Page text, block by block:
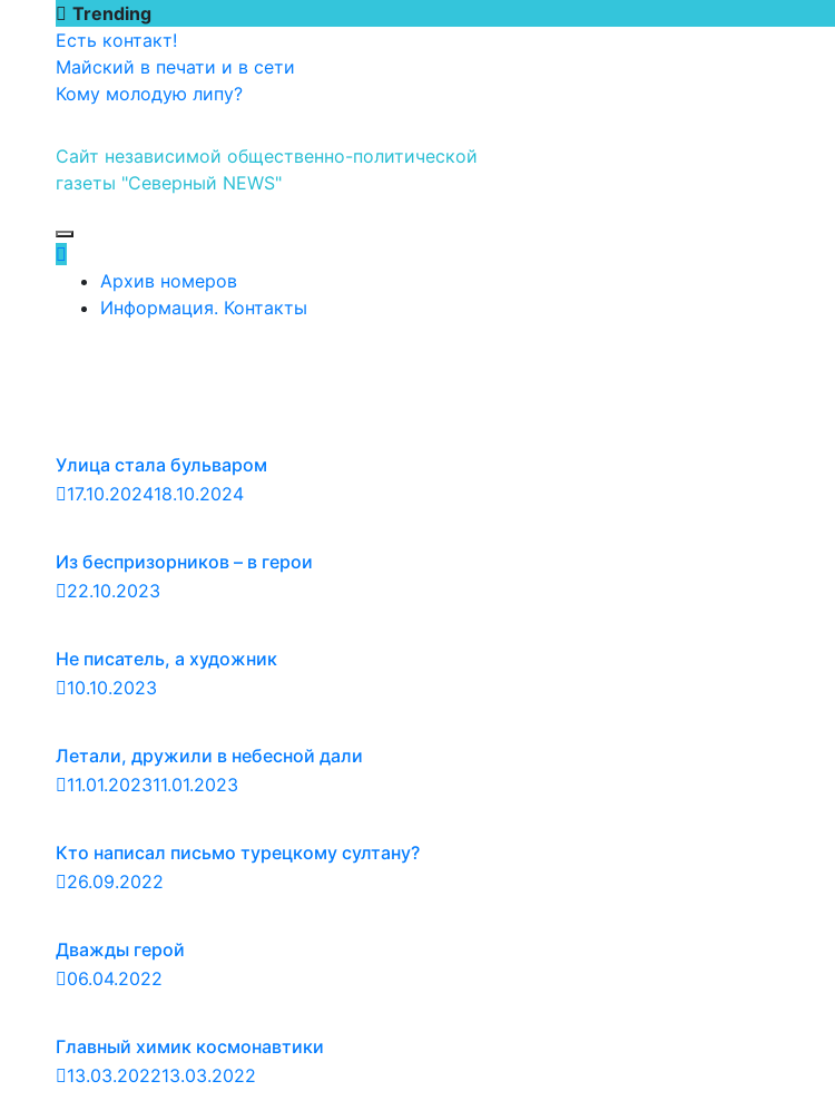
Перейти
содержимому
Trending
Есть контакт!
Майский в печати и в сети
Кому молодую липу?
Сайт независимой общественно-политической
газеты "Северный NEWS"
Архив номеров
Информация. Контакты
Улица стала бульваром
17.10.202418.10.2024
Из беспризорников – в герои
22.10.2023
Не писатель, а художник
10.10.2023
Летали, дружили в небесной дали
11.01.202311.01.2023
Кто написал письмо турецкому султану?
26.09.2022
Дважды герой
06.04.2022
Главный химик космонавтики
13.03.202213.03.2022